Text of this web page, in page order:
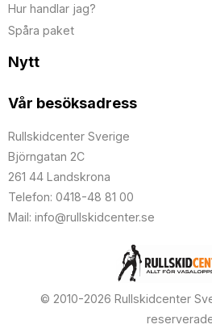
Hur handlar jag?
Spåra paket
Nytt
Vår besöksadress
Rullskidcenter Sverige
Björngatan 2C
261 44 Landskrona
Telefon: 0418-48 81 00
Mail: info@rullskidcenter.se
© 2010-2026 Rullskidcenter